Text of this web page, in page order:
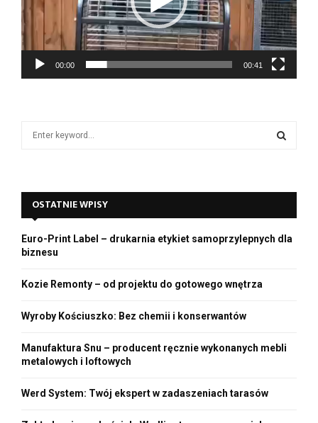
z
a
c
v
00:00 00:41
f
o
r
E
A
OSTATNIE WPISY
Euro-Print Label – drukarnia etykiet samoprzylepnych dla
biznesu
Kozie Remonty – od projektu do gotowego wnętrza
Wyroby Kościuszko: Bez chemii i konserwantów
Manufaktura Snu – producent ręcznie wykonanych mebli
metalowych i loftowych
Werd System: Twój ekspert w zadaszeniach tarasów